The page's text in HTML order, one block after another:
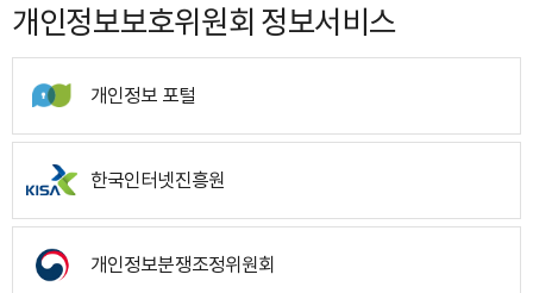
개인정보보호위원회 정보서비스
개인정보 포털
한국인터넷진흥원
개인정보분쟁조정위원회